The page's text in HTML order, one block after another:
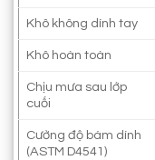
Khô không dính tay
Khô hoàn toàn
Chịu mưa sau lớp
cuối
Cường độ bám dính
(ASTM D4541)